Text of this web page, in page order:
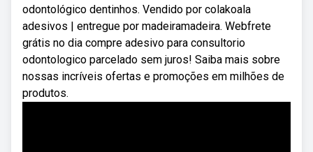
odontológico dentinhos. Vendido por colakoala
adesivos | entregue por madeiramadeira. Webfrete
grátis no dia compre adesivo para consultorio
odontologico parcelado sem juros! Saiba mais sobre
nossas incríveis ofertas e promoções em milhões de
produtos.